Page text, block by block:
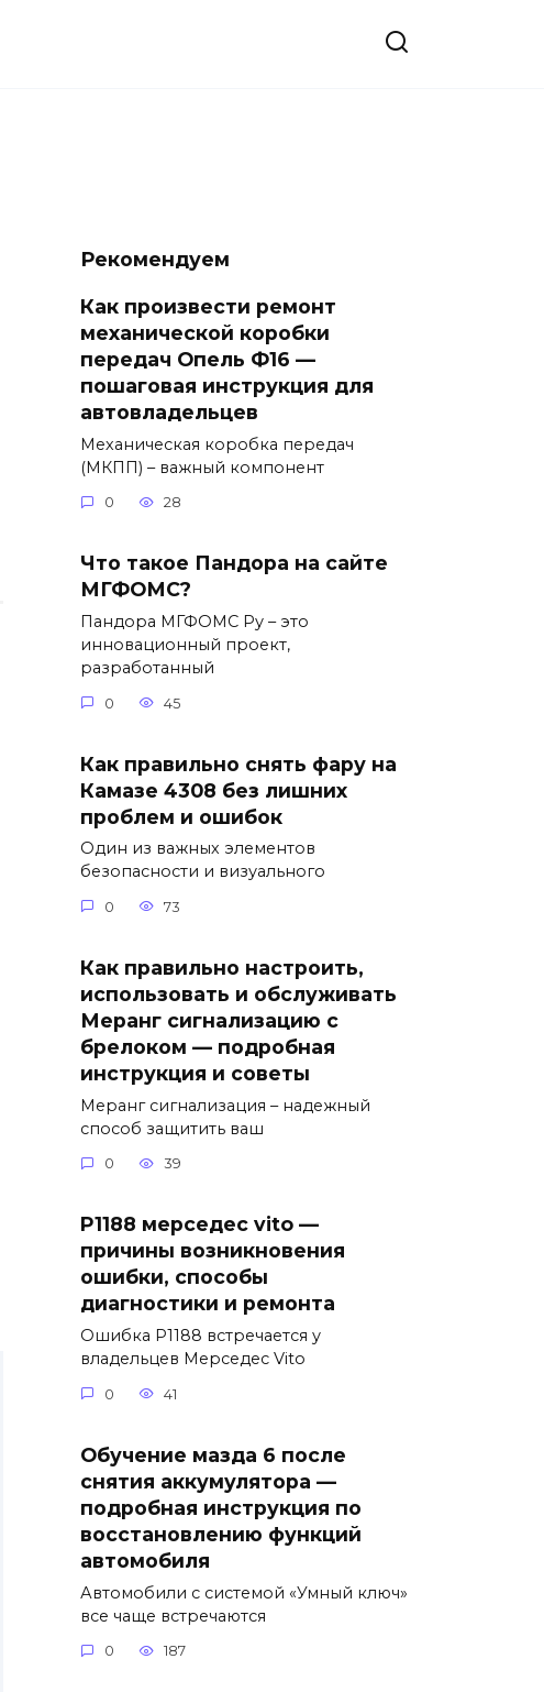
Рекомендуем
Как произвести ремонт
механической коробки
передач Опель Ф16 —
пошаговая инструкция для
автовладельцев
Механическая коробка передач
(МКПП) – важный компонент
0 28
Что такое Пандора на сайте
МГФОМС?
Пандора МГФОМС Ру – это
инновационный проект,
разработанный
0 45
Как правильно снять фару на
Камазе 4308 без лишних
проблем и ошибок
Один из важных элементов
безопасности и визуального
0 73
Как правильно настроить,
использовать и обслуживать
Меранг сигнализацию с
брелоком — подробная
инструкция и советы
Меранг сигнализация – надежный
способ защитить ваш
0 39
P1188 мерседес vito —
причины возникновения
ошибки, способы
диагностики и ремонта
Ошибка P1188 встречается у
владельцев Мерседес Vito
0 41
Обучение мазда 6 после
снятия аккумулятора —
подробная инструкция по
восстановлению функций
автомобиля
Автомобили с системой «Умный ключ»
все чаще встречаются
0 187